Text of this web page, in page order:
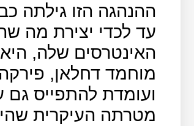
ההנהגה הזו גילתה
עד לכדי יצירת מה
האינטרסים שלה,
מוחמד דחלאן,
ועומדת להתפייס
מטרתה העיקרית